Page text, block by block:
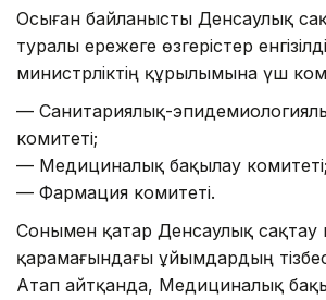
Осыған байланысты Денсаулық
туралы ережеге өзгерістер
министрліктің құрылымына үш
— Санитариялық-
комитеті;
— Медициналық бақылау комитеті;
— Фармация комитеті.
Сонымен қатар Денсаулық сақтау
қарамағындағы ұйымдардың
Атап айтқанда, Медициналық